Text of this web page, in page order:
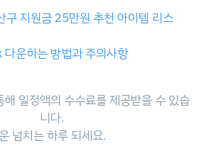
구 지원금 25만원 추천 아이템 리스
운하는 방법과 주의사항
일정액의 수수료를 제공받을 수 있습
니다.
운 넘치는 하루 되세요.